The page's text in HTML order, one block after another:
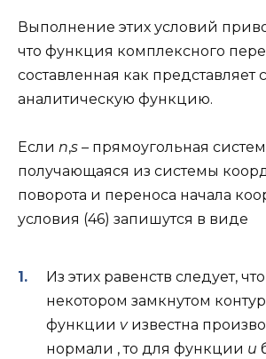
Выполнение этих условий
что функция комплексного
составленная как представляет
аналитическую функцию.
Если n,s – прямоугольная
получающаяся из системы
поворота и переноса начала
условия (46) запишутся в виде
Из этих равенств следует,
некотором замкнутом
функции v известна
нормали , то для функции u